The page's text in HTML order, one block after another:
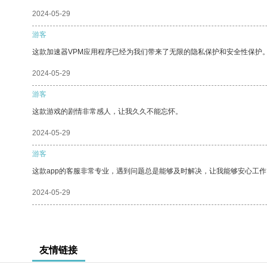
2024-05-29
游客
这款加速器VPM应用程序已经为我们带来了无限的隐私保护和安全性保护
2024-05-29
游客
这款游戏的剧情非常感人，让我久久不能忘怀。
2024-05-29
游客
这款app的客服非常专业，遇到问题总是能够及时解决，让我能够安心工
2024-05-29
友情链接